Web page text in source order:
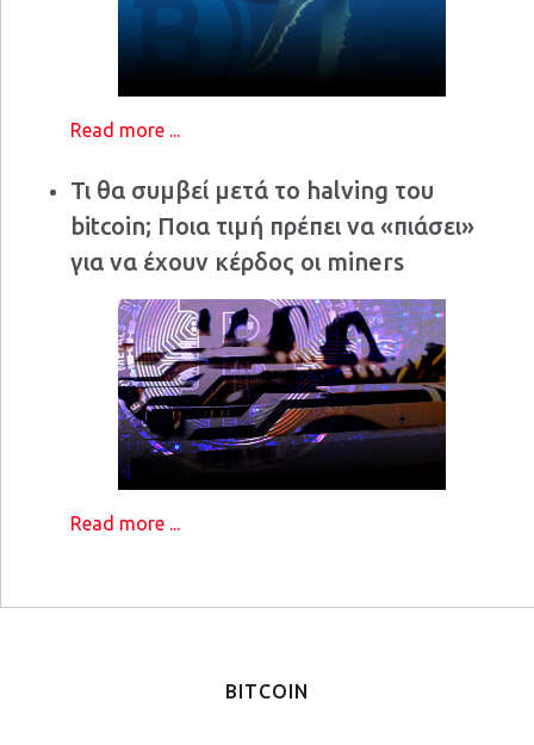
Read more ...
Τι θα συμβεί μετά το halving του
bitcoin; Ποια τιμή πρέπει να «πιάσει»
για να έχουν κέρδος οι miners
Read more ...
BITCOIN